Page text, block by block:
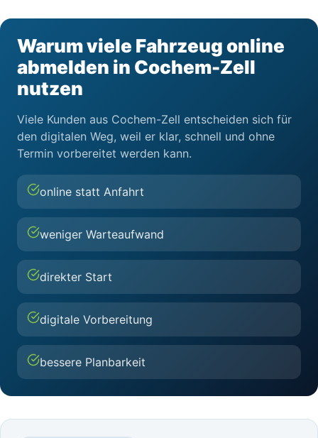
Warum viele Fahrzeug online
abmelden in Cochem-Zell
nutzen
Viele Kunden aus Cochem-Zell entscheiden sich für
den digitalen Weg, weil er klar, schnell und ohne
Termin vorbereitet werden kann.
online statt Anfahrt
weniger Warteaufwand
direkter Start
digitale Vorbereitung
bessere Planbarkeit